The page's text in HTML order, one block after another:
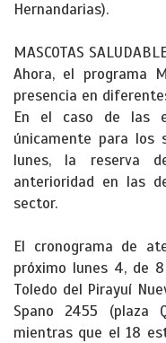
Hernandarias).
MASCOTAS
Ahora, el programa
presencia en
En el caso de las
únicamente para los
lunes, la reserva
anterioridad en las
sector.
El cronograma de
próximo lunes 4, de
Toledo del Pirayuí
Spano 2455 (plaza
mientras que el 18